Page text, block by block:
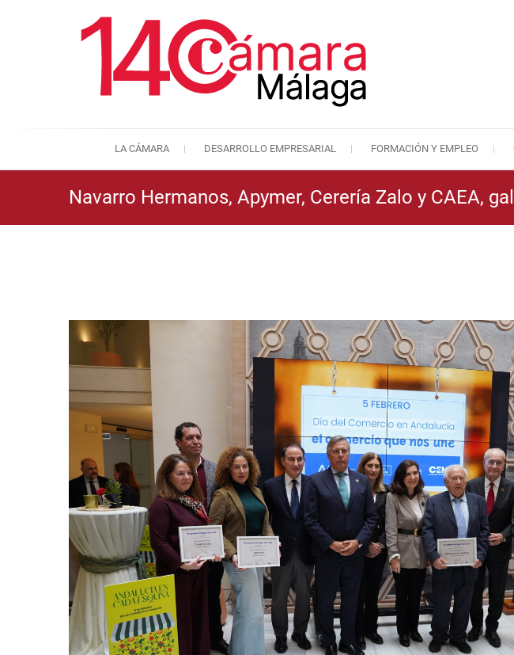
Cámara de
LA CÁMARA DESARROLLO EMPRESARIAL FORMACIÓN Y EMPLEO
Navarro Hermanos, Apymer, Cerería Zalo y CAEA,